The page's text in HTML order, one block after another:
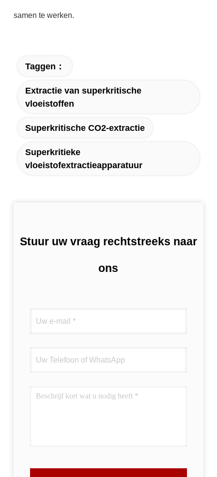
samen te werken.
Taggen：
Extractie van superkritische
vloeistoffen
Superkritische CO2-extractie
Superkritieke
vloeistofextractieapparatuur
Stuur uw vraag rechtstreeks naar
ons